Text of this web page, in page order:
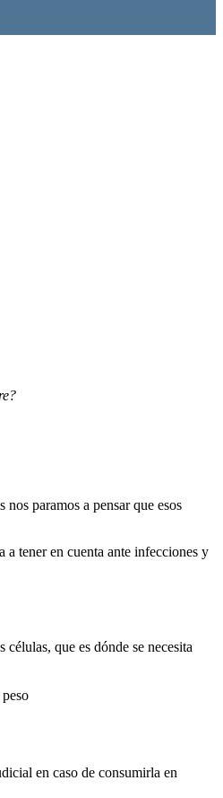
paramos a pensar que esos
a tener en cuenta ante infecciones y
que es dónde se necesita
en caso de consumirla en